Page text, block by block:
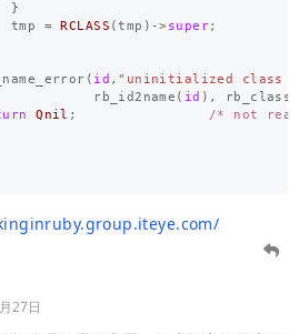
}
tmp = RCLASS (tmp ) -> super;
( id , "uninitialized class
rb_id2name ( id ),
Qnil ;
/* not
27日